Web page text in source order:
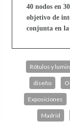
40 nodos en
objetivo de
conjunta en
Rótulos y
diseño
Exposiciones
Madrid